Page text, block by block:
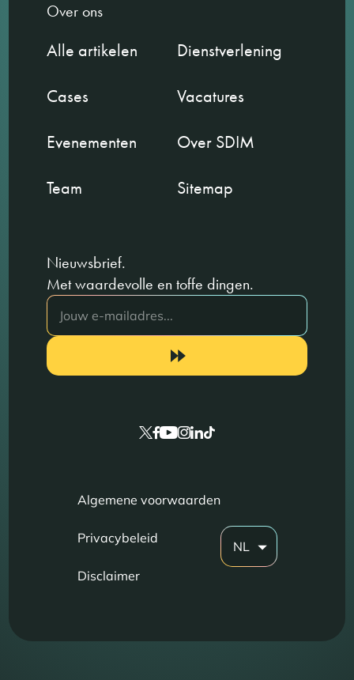
Over ons
Alle artikelen
Dienstverlening
Cases
Vacatures
Evenementen
Over SDIM
Team
Sitemap
Nieuwsbrief.
Met waardevolle en toffe dingen.
Algemene voorwaarden
Privacybeleid
Disclaimer
NL